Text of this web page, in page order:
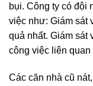
bụi. Công ty có đội
việc như: Giám sát
quả nhất. Giám sát
công việc liên
Các căn nhà cũ